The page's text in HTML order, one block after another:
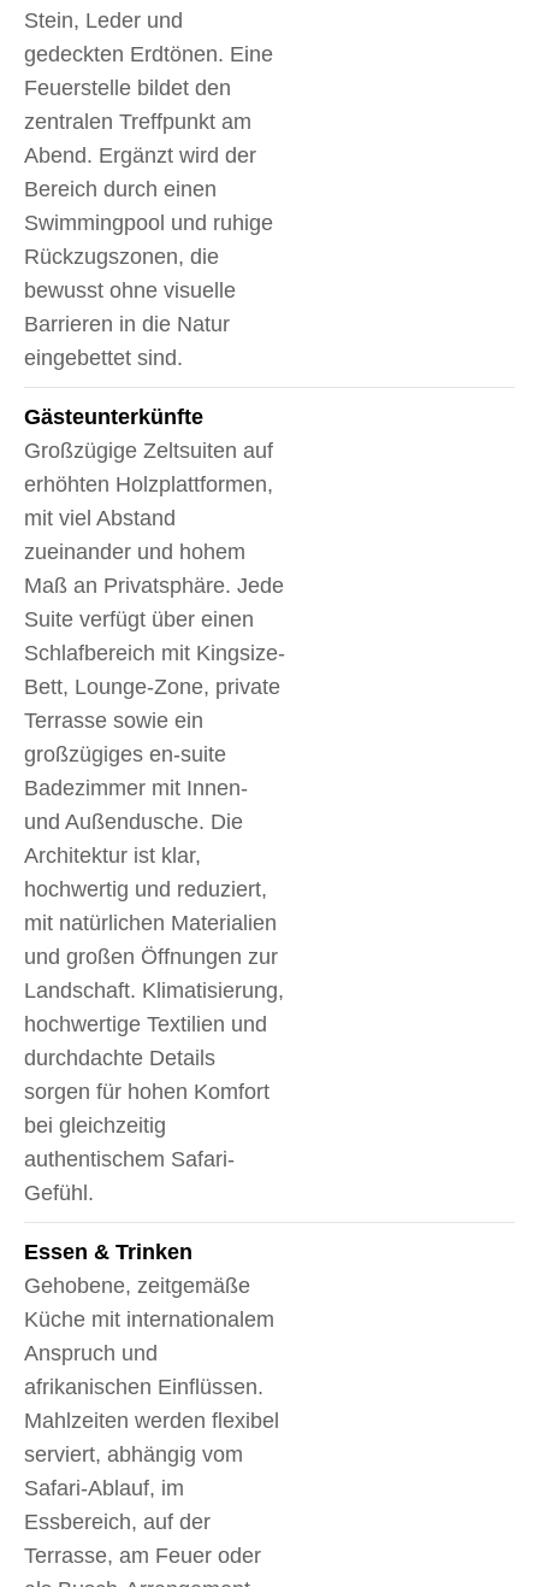
Stein, Leder und
gedeckten Erdtönen. Eine
Feuerstelle bildet den
zentralen Treffpunkt am
Abend. Ergänzt wird der
Bereich durch einen
Swimmingpool und ruhige
Rückzugszonen, die
bewusst ohne visuelle
Barrieren in die Natur
eingebettet sind.
Gäste­unterkünfte
Großzügige Zeltsuiten auf
erhöhten Holzplattformen,
mit viel Abstand
zueinander und hohem
Maß an Privatsphäre. Jede
Suite verfügt über einen
Schlafbereich mit Kingsize-
Bett, Lounge-Zone, private
Terrasse sowie ein
großzügiges en-suite
Badezimmer mit Innen-
und Außendusche. Die
Architektur ist klar,
hochwertig und reduziert,
mit natürlichen Materialien
und großen Öffnungen zur
Landschaft. Klimatisierung,
hochwertige Textilien und
durchdachte Details
sorgen für hohen Komfort
bei gleichzeitig
authentischem Safari-
Gefühl.
Essen & Trinken
Gehobene, zeitgemäße
Küche mit internationalem
Anspruch und
afrikanischen Einflüssen.
Mahlzeiten werden flexibel
serviert, abhängig vom
Safari-Ablauf, im
Essbereich, auf der
Terrasse, am Feuer oder